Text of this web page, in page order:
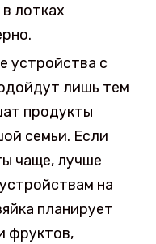
лотках
устройства с
лишь тем
продукты
семьи. Если
чаще, лучше
на
планирует
фруктов,